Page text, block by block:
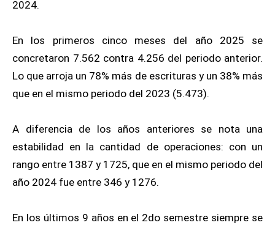
2024.
En los primeros cinco meses del año 2025 se
concretaron 7.562 contra 4.256 del periodo anterior.
Lo que arroja un 78% más de escrituras y un 38% más
que en el mismo periodo del 2023 (5.473).
A diferencia de los años anteriores se nota una
estabilidad en la cantidad de operaciones: con un
rango entre 1387 y 1725, que en el mismo periodo del
año 2024 fue entre 346 y 1276.
En los últimos 9 años en el 2do semestre siempre se